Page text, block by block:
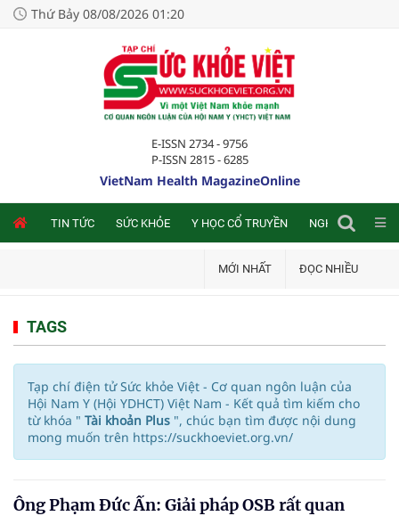
Thứ Bảy 08/08/2026 01:20
E-ISSN 2734 - 9756
P-ISSN 2815 - 6285
VietNam Health MagazineOnline
TIN TỨC SỨC KHỎE Y HỌC CỔ TRUYỀN NGHIÊN CỨU
MỚI NHẤT ĐỌC NHIỀU
TAGS
Tạp chí điện tử Sức khỏe Việt - Cơ quan ngôn luận của
Hội Nam Y (Hội YDHCT) Việt Nam - Kết quả tìm kiếm cho
từ khóa " Tài khoản Plus ", chúc bạn tìm được nội dung
mong muốn trên https://suckhoeviet.org.vn/
Ông Phạm Đức Ấn: Giải pháp OSB rất quan